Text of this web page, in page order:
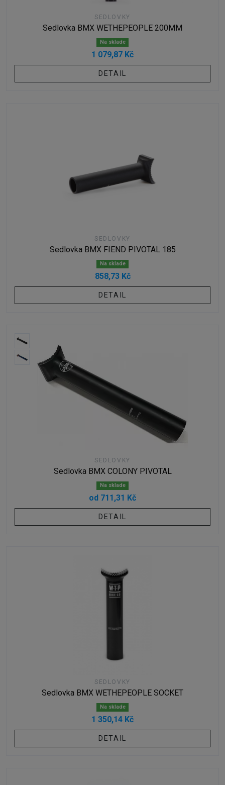
SEDLOVKY
Sedlovka BMX WETHEPEOPLE 200MM
Na sklade
1 079,87 Kč
DETAIL
SEDLOVKY
Sedlovka BMX FIEND PIVOTAL 185
Na sklade
858,73 Kč
DETAIL
SEDLOVKY
Sedlovka BMX COLONY PIVOTAL
Na sklade
od 711,31 Kč
DETAIL
SEDLOVKY
Sedlovka BMX WETHEPEOPLE SOCKET
Na sklade
1 350,14 Kč
DETAIL